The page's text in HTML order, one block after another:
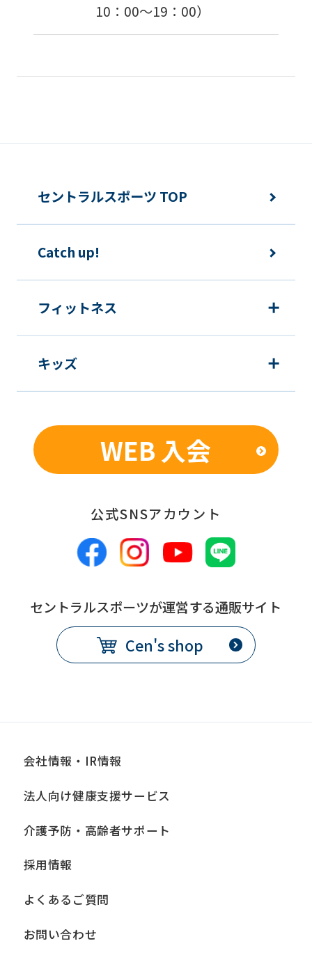
10：00〜19：00）
translation
service,
Japanese
this
will
so
an
translation.
The
may
from
content.
We
ask
fully
before
the
セントラルスポーツ TOP
Catch up!
フィットネス
キッズ
WEB 入会
公式SNSアカウント
セントラルスポーツが運営する通販サイト
Cen's shop
会社情報・IR情報
法人向け健康支援サービス
介護予防・高齢者サポート
採用情報
よくあるご質問
お問い合わせ